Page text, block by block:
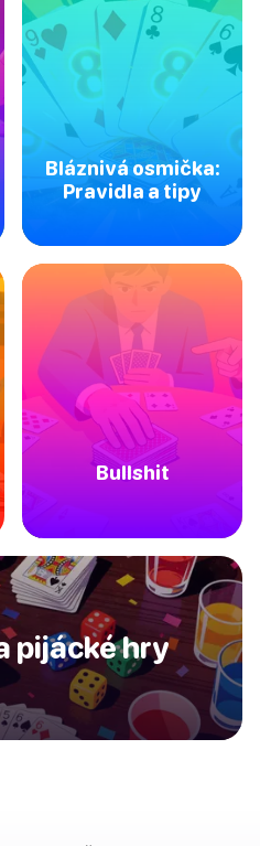
Bláznivá osmička:
Pravidla a tipy
Bullshit
pijácké hry